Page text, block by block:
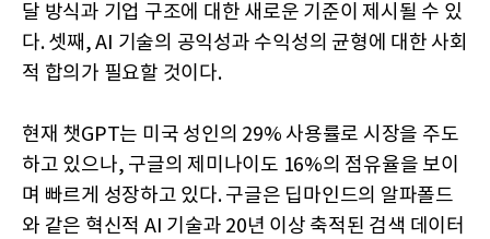
달 방식과 기업 구조에 대한 새로운 기준이 제시될 수 있
다. 셋째, AI 기술의 공익성과 수익성의 균형에 대한 사회
적 합의가 필요할 것이다.
현재 챗GPT는 미국 성인의 29% 사용률로 시장을 주도
하고 있으나, 구글의 제미나이도 16%의 점유율을 보이
며 빠르게 성장하고 있다. 구글은 딥마인드의 알파폴드
와 같은 혁신적 AI 기술과 20년 이상 축적된 검색 데이터